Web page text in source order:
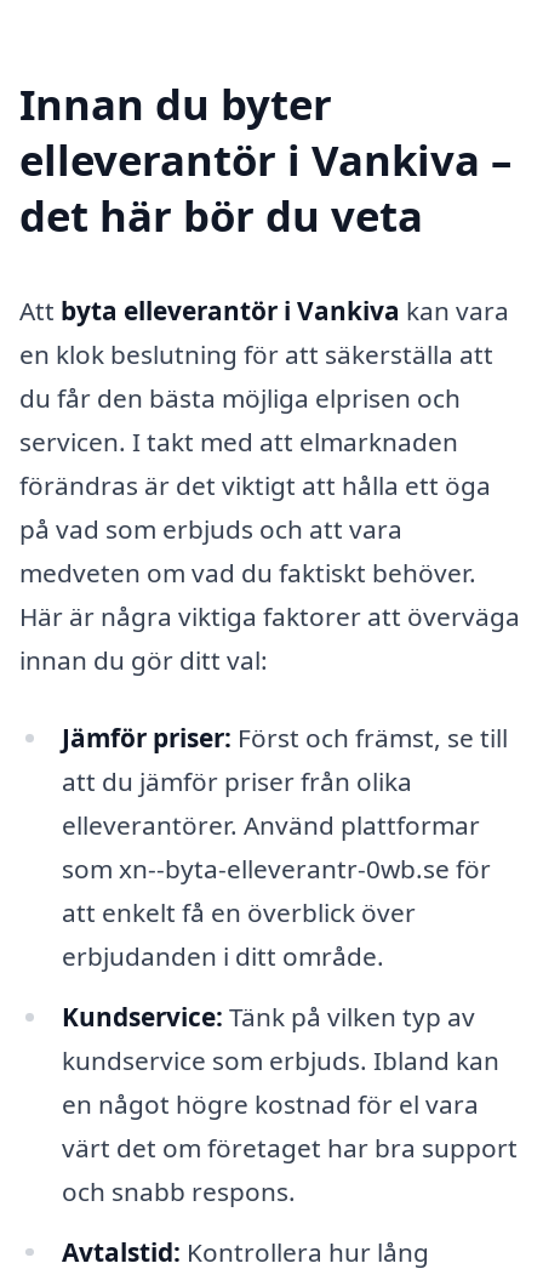
Innan du byter
elleverantör i Vankiva –
det här bör du veta
Att byta elleverantör i Vankiva kan vara
en klok beslutning för att säkerställa att
du får den bästa möjliga elprisen och
servicen. I takt med att elmarknaden
förändras är det viktigt att hålla ett öga
på vad som erbjuds och att vara
medveten om vad du faktiskt behöver.
Här är några viktiga faktorer att överväga
innan du gör ditt val:
Jämför priser: Först och främst, se till
att du jämför priser från olika
elleverantörer. Använd plattformar
som xn--byta-elleverantr-0wb.se för
att enkelt få en överblick över
erbjudanden i ditt område.
Kundservice: Tänk på vilken typ av
kundservice som erbjuds. Ibland kan
en något högre kostnad för el vara
värt det om företaget har bra support
och snabb respons.
Avtalstid: Kontrollera hur lång